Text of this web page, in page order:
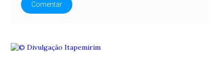
Comentar